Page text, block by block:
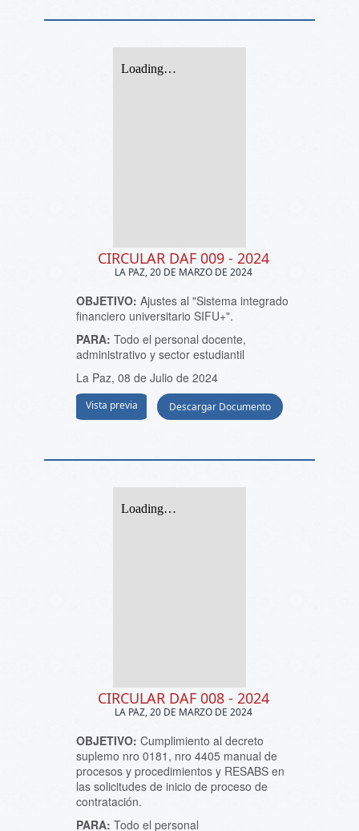
CIRCULAR DAF 009 - 2024
LA PAZ, 20 DE MARZO DE 2024
OBJETIVO: Ajustes al "Sistema integrado
financiero universitario SIFU+".
PARA: Todo el personal docente,
administrativo y sector estudiantil
La Paz, 08 de Julio de 2024
Vista previa Descargar Documento
CIRCULAR DAF 008 - 2024
LA PAZ, 20 DE MARZO DE 2024
OBJETIVO: Cumplimiento al decreto
suplemo nro 0181, nro 4405 manual de
procesos y procedimientos y RESABS en
las solicitudes de inicio de proceso de
contratación.
PARA: Todo el personal